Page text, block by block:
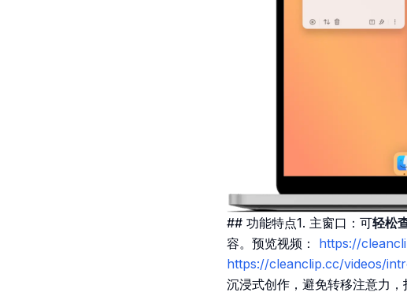
## 功能特点1. 主窗口：可轻松
容。预览视频： https://
https://cleanclip.cc/videos/
沉浸式创作，避免转移注意力